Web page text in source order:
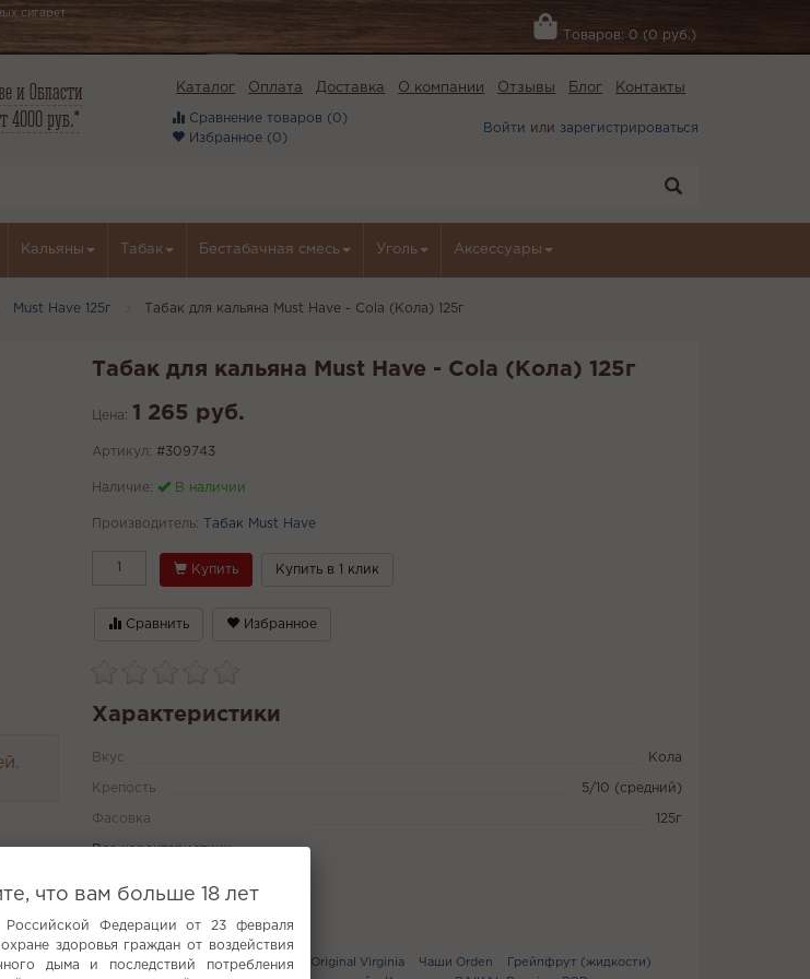
сигарет
Товаров: 0 (0 руб.)
и Области
4000 руб.*
Каталог Оплата Доставка О компании Отзывы Блог Контакты
Сравнение товаров (0)
Избранное (0)
Войти или зарегистрироваться
Кальяны Табак Бестабачная смесь Уголь Аксессуары
Must Have 125г Табак для кальяна Must Have - Cola (Кола) 125г
Табак для кальяна Must Have - Cola (Кола) 125г
Цена: 1 265 руб.
Артикул: #309743
Наличие: В наличии
Производитель: Табак Must Have
Купить Купить в 1 клик
Сравнить Избранное
Характеристики
Вкус Кола
Крепость 5/10 (средний)
Фасовка 125г
Все характеристики
Популярное
Дорогой табак для кальяна Табак Original Virginia Чаши Orden
Грейпфрут (жидкости)
что вам больше 18 лет
Российской Федерации от 23 февраля
здоровья граждан от воздействия
дыма и последствий потребления